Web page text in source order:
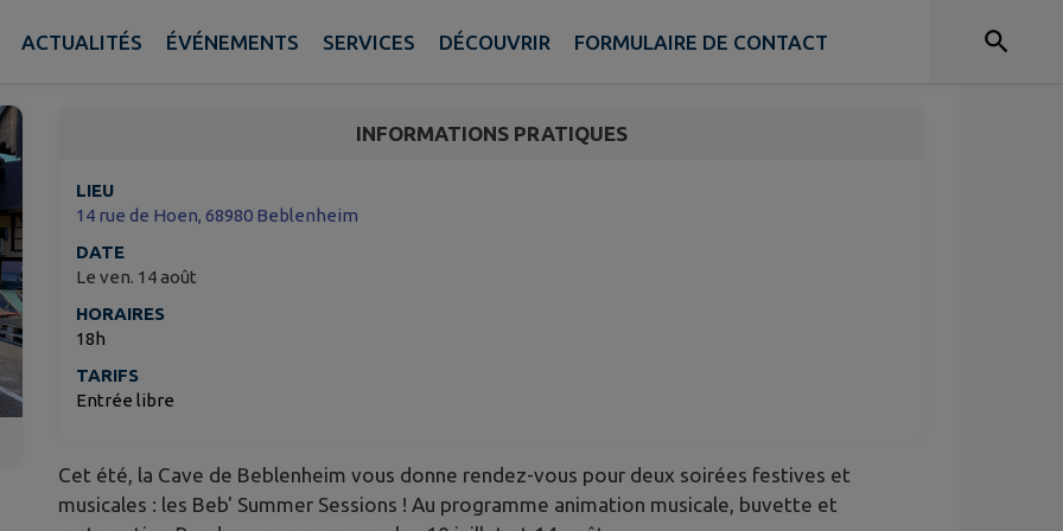
ACTUALITÉS ÉVÉNEMENTS SERVICES DÉCOUVRIR FORMULAIRE DE CONTACT
INFORMATIONS PRATIQUES
LIEU
14 rue de Hoen, 68980 Beblenheim
DATE
Le ven. 14 août
HORAIRES
18h
TARIFS
Entrée libre
Cet été, la Cave de Beblenheim vous donne rendez-vous pour deux soirées festives et
musicales : les Beb' Summer Sessions ! Au programme animation musicale, buvette et